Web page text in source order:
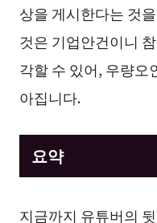
상을 게시한다는 것
것은 기업안건이니
각할 수 있어, 우량오
아집니다.
요약
지금까지 유튜버의